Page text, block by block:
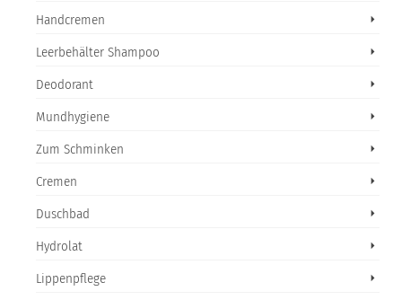
Handcremen
Leerbehälter Shampoo
Deodorant
Mundhygiene
Zum Schminken
Cremen
Duschbad
Hydrolat
Lippenpflege